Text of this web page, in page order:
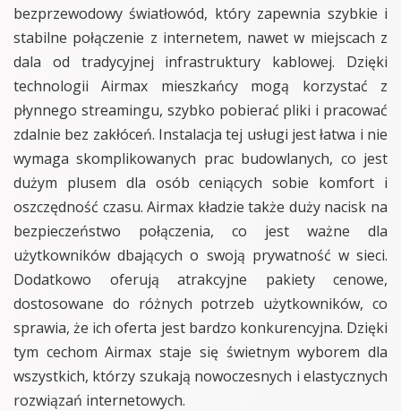
bezprzewodowy światłowód, który zapewnia szybkie i
stabilne połączenie z internetem, nawet w miejscach z
dala od tradycyjnej infrastruktury kablowej. Dzięki
technologii Airmax mieszkańcy mogą korzystać z
płynnego streamingu, szybko pobierać pliki i pracować
zdalnie bez zakłóceń. Instalacja tej usługi jest łatwa i nie
wymaga skomplikowanych prac budowlanych, co jest
dużym plusem dla osób ceniących sobie komfort i
oszczędność czasu. Airmax kładzie także duży nacisk na
bezpieczeństwo połączenia, co jest ważne dla
użytkowników dbających o swoją prywatność w sieci.
Dodatkowo oferują atrakcyjne pakiety cenowe,
dostosowane do różnych potrzeb użytkowników, co
sprawia, że ich oferta jest bardzo konkurencyjna. Dzięki
tym cechom Airmax staje się świetnym wyborem dla
wszystkich, którzy szukają nowoczesnych i elastycznych
rozwiązań internetowych.